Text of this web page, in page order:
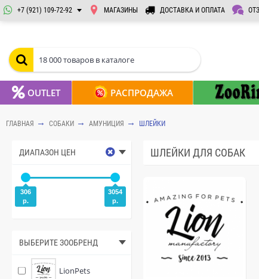
+7 (921) 109-72-92 МАГАЗИНЫ ДОСТАВКА И ОПЛАТА
OUTLET РАСПРОДАЖА
ГЛАВНАЯ СОБАКИ АМУНИЦИЯ ШЛЕЙКИ
ДИАПАЗОН ЦЕН
306
р.
3054
р.
ВЫБЕРИТЕ ЗООБРЕНД
LionPets
ШЛЕЙКИ ДЛЯ СОБАК